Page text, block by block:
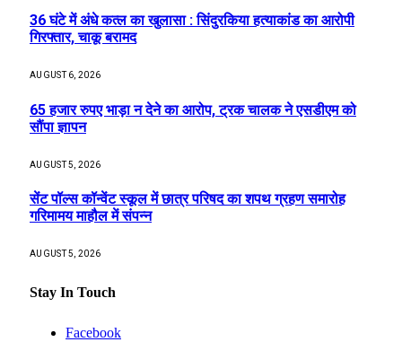
36 घंटे में अंधे कत्ल का खुलासा : सिंदुरकिया हत्याकांड का आरोपी
गिरफ्तार, चाकू बरामद
AUGUST 6, 2026
65 हजार रुपए भाड़ा न देने का आरोप, ट्रक चालक ने एसडीएम को
सौंपा ज्ञापन
AUGUST 5, 2026
सेंट पॉल्स कॉन्वेंट स्कूल में छात्र परिषद का शपथ ग्रहण समारोह
गरिमामय माहौल में संपन्न
AUGUST 5, 2026
Stay In Touch
Facebook